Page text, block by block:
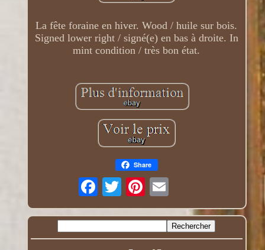
La fête foraine en hiver. Wood / huile sur bois.
Signed lower right / signé(e) en bas à droite. In
mint condition / très bon état.
Share